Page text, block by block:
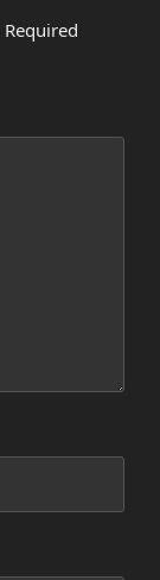
Required